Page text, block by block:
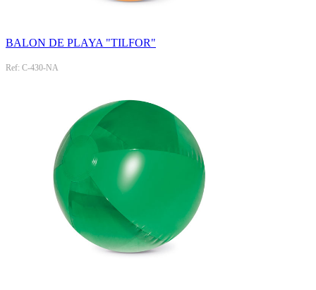
BALON DE PLAYA "TILFOR"
Ref: C-430-NA